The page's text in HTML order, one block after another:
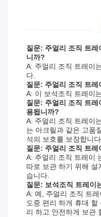
질문: 주얼리 조직 트레
니까?
A: 주얼리 조직 트레이
다.
질문: 주얼리 조직 트
A: 이 보석조직 트레이
질문: 주얼리 조직 트
용됩니까?
A: 주얼리 조직 트레이
는 아크릴과 같은 고품
석의 보호를 보장합니
질문: 주얼리 조직 트
A: 주얼리 조직 트레이
따로 보관 하기 위해 설
습니다.
질문: 보석조직 트레이
A: 예, 주얼리 조직 트
도중 편리 하게 휴대 할
리 하고 안전하게 보관